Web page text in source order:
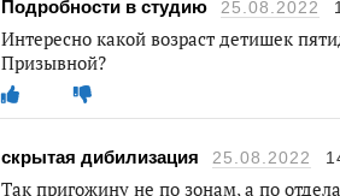
Подробности в студию 25.08.2022
Интересно какой возраст детишек
Призывной?
скрытая дибилизация 25.08.2022
Так пригожину не по зонам, а по